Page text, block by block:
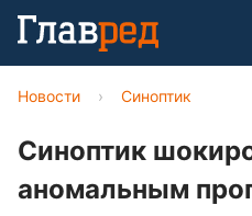
Новости › Синоптик
Синоптик
аномальным